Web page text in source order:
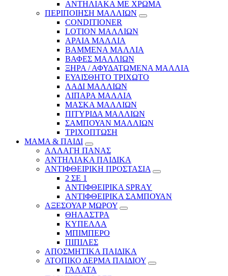
ΑΝΤΗΛΙΑΚΑ ΜΕ ΧΡΩΜΑ
ΠΕΡΙΠΟΙΗΣΗ ΜΑΛΛΙΩΝ
CONDITIONER
LOTION ΜΑΛΛΙΩΝ
ΑΡΑΙΑ ΜΑΛΛΙΑ
ΒΑΜΜΕΝΑ ΜΑΛΛΙΑ
ΒΑΦΕΣ ΜΑΛΛΙΩΝ
ΞΗΡΑ / ΑΦΥΔΑΤΩΜΕΝΑ ΜΑΛΛΙΑ
ΕΥΑΙΣΘΗΤΟ ΤΡΙΧΩΤΟ
ΛΑΔΙ ΜΑΛΛΙΩΝ
ΛΙΠΑΡΑ ΜΑΛΛΙΑ
ΜΑΣΚΑ ΜΑΛΛΙΩΝ
ΠΙΤΥΡΙΔΑ ΜΑΛΛΙΩΝ
ΣΑΜΠΟΥΑΝ ΜΑΛΛΙΩΝ
ΤΡΙΧΟΠΤΩΣΗ
ΜΑΜΑ & ΠΑΙΔΙ
ΑΛΛΑΓΗ ΠΑΝΑΣ
ΑΝΤΗΛΙΑΚΑ ΠΑΙΔΙΚΑ
ΑΝΤΙΦΘΕΙΡΙΚΗ ΠΡΟΣΤΑΣΙΑ
2 ΣΕ 1
ΑΝΤΙΦΘΕΙΡΙΚΑ SPRAY
ΑΝΤΙΦΘΕΙΡΙΚΑ ΣΑΜΠΟΥΑΝ
ΑΞΕΣΟΥΑΡ ΜΩΡΟΥ
ΘΗΛΑΣΤΡΑ
ΚΥΠΕΛΛΑ
ΜΠΙΜΠΕΡΟ
ΠΙΠΙΛΕΣ
ΑΠΟΣΜΗΤΙΚΑ ΠΑΙΔΙΚΑ
ΑΤΟΠΙΚΟ ΔΕΡΜΑ ΠΑΙΔΙΟΥ
ΓΑΛΑΤΑ